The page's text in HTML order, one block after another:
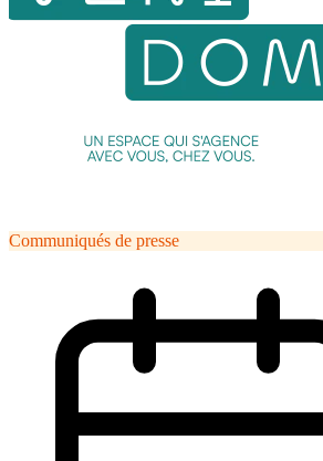
Communiqués de presse